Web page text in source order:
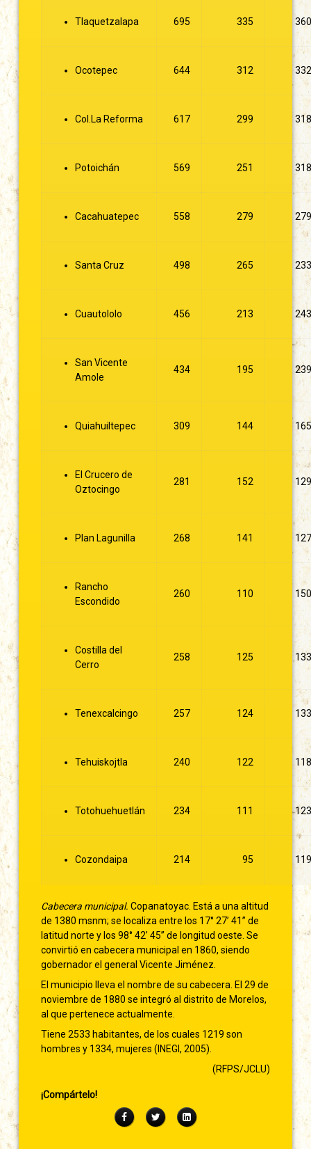
Tlaquetzalapa 695 335
Ocotepec 644 312
Col.La Reforma 617 299
Potoichán 569 251
Cacahuatepec 558 279
Santa Cruz 498 265
Cuautololo 456 213
San Vicente
Amole
434 195
Quiahuiltepec 309 144
El Crucero de
Oztocingo
281 152
Plan Lagunilla 268 141
Rancho
Escondido
260 110
Costilla del
Cerro
258 125
Tenexcalcingo 257 124
Tehuiskojtla 240 122
Totohuehuetlán 234 111
Cozondaipa 214 95
Cabecera municipal.Copanatoyac. Está a una altitud
de 1380 msnm; se localiza entre los 17° 27’ 41’’ de
latitud norte y los 98° 42’ 45’’ de longitud oeste. Se
convirtió en cabecera municipal en 1860, siendo
gobernador el general Vicente Jiménez.
El municipio lleva el nombre de su cabecera. El 29 de
noviembre de 1880 se integró al distrito de Morelos,
al que pertenece actualmente.
Tiene 2533 habitantes, de los cuales 1219 son
hombres y 1334, mujeres (INEGI, 2005).
(RFPS/JCLU)
¡Compártelo!
FacebookTwitterLinkedIn